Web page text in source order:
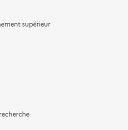
supérieur